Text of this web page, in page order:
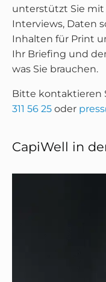
unterstützt Sie
Interviews, Daten
Inhalten für Print
Ihr Briefing und
was Sie brauchen.
Bitte kontaktieren
311 56 25 oder
CapiWell in